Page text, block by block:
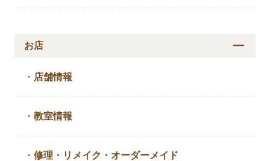
お店
・ 店舗情報
・教室情報
・修理・リメイク・ オーダーメイド